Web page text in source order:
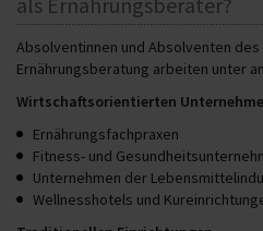
Absolventinnen und Absolventen
Ernährungsberatung arbeiten unter
Wirtschaftsorientierten
Ernährungsfachpraxen
Fitness-­ und
Unternehmen der
Wellnesshotels und